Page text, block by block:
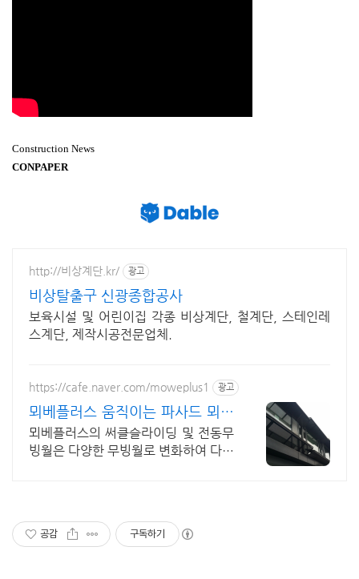
Construction News
CONPAPER
http://비상계단.kr/ 광고
비상탈출구 신광종합공사
보육시설 및 어린이집 각종 비상계단, 철계단, 스테인레
스계단, 제작시공전문업체.
https://cafe.naver.com/moweplus1 광고
뫼베플러스 움직이는 파사드 뫼베
플러스 전동무빙월
뫼베플러스의 써클슬라이딩 및 전동무
빙월은 다양한 무빙월로 변화하여 다양
공감 구독하기